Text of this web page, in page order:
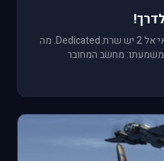
אנו שמחים להודיע כי לקהילת אי אל 2 יש שרת Dedicated. מה
זאת אומרת? שרת Dedicated משמעתו: מחשב המחובר